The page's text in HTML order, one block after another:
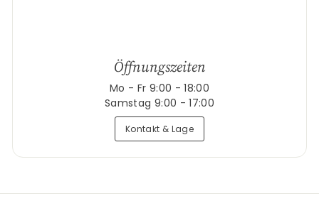
Öffnungszeiten
Mo - Fr 9:00 - 18:00
Samstag 9:00 - 17:00
Kontakt & Lage